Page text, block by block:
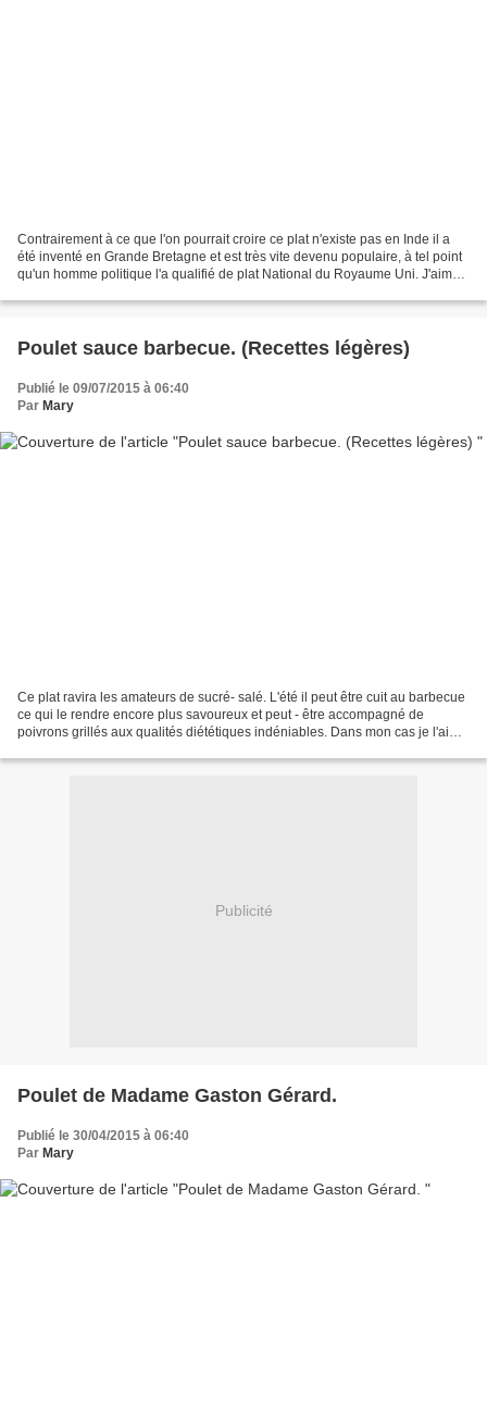
Contrairement à ce que l'on pourrait croire ce plat n'existe pas en Inde il a
été inventé en Grande Bretagne et est très vite devenu populaire, à tel point
qu'un homme politique l'a qualifié de plat National du Royaume Uni. J'aime
Poulet sauce barbecue. (Recettes légères)
Publié le 09/07/2015 à 06:40
Par Mary
Ce plat ravira les amateurs de sucré- salé. L'été il peut être cuit au barbecue
ce qui le rendre encore plus savoureux et peut - être accompagné de
poivrons grillés aux qualités diététiques indéniables. Dans mon cas je l'ai
Publicité
Poulet de Madame Gaston Gérard.
Publié le 30/04/2015 à 06:40
Par Mary